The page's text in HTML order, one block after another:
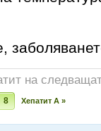
на
8 Хепатит A »